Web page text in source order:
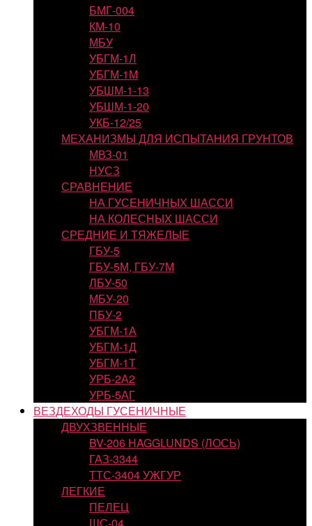
БМГ-004
КМ-10
МБУ
УБГМ-1Л
УБГМ-1М
УБШМ-1-13
УБШМ-1-20
УКБ-12/25
МЕХАНИЗМЫ ДЛЯ ИСПЫТАНИЯ ГРУНТОВ
МВЗ-01
НУСЗ
СРАВНЕНИЕ
НА ГУСЕНИЧНЫХ ШАССИ
НА КОЛЕСНЫХ ШАССИ
СРЕДНИЕ И ТЯЖЕЛЫЕ
ГБУ-5
ГБУ-5М, ГБУ-7М
ЛБУ-50
МБУ-20
ПБУ-2
УБГМ-1А
УБГМ-1Д
УБГМ-1Т
УРБ-2А2
УРБ-5АГ
ВЕЗДЕХОДЫ ГУСЕНИЧНЫЕ
ДВУХЗВЕННЫЕ
BV-206 HAGGLUNDS (ЛОСЬ)
ГАЗ-3344
ТТС-3404 УЖГУР
ЛЕГКИЕ
ПЕЛЕЦ